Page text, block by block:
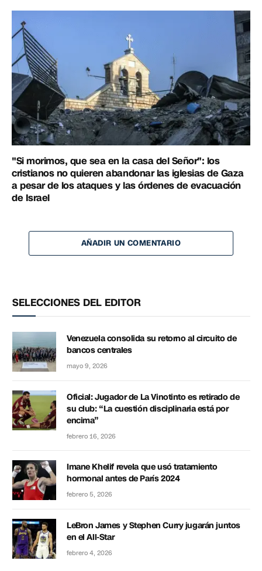
"Si morimos, que sea en la casa del Señor": los
cristianos no quieren abandonar las iglesias de Gaza
a pesar de los ataques y las órdenes de evacuación
de Israel
AÑADIR UN COMENTARIO
SELECCIONES DEL EDITOR
Venezuela consolida su retorno al circuito de
bancos centrales
mayo 9, 2026
Oficial: Jugador de La Vinotinto es retirado de
su club: “La cuestión disciplinaria está por
encima”
febrero 16, 2026
Imane Khelif revela que usó tratamiento
hormonal antes de París 2024
febrero 5, 2026
LeBron James y Stephen Curry jugarán juntos
en el All-Star
febrero 4, 2026